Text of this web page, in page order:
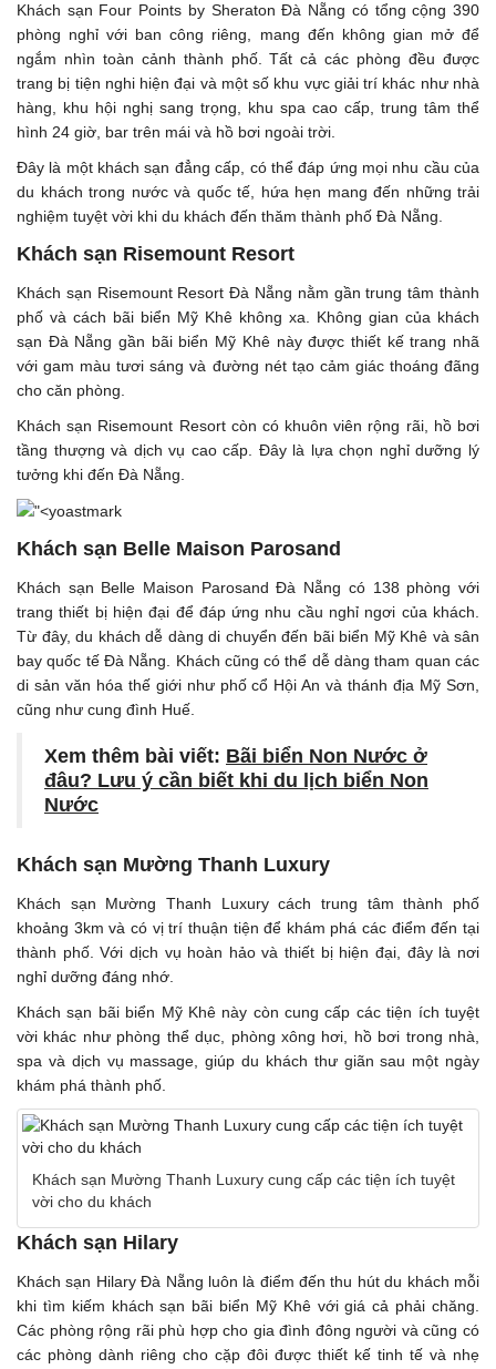
Khách sạn Four Points by Sheraton Đà Nẵng có tổng cộng 390
phòng nghỉ với ban công riêng, mang đến không gian mở để
ngắm nhìn toàn cảnh thành phố. Tất cả các phòng đều được
trang bị tiện nghi hiện đại và một số khu vực giải trí khác như nhà
hàng, khu hội nghị sang trọng, khu spa cao cấp, trung tâm thể
hình 24 giờ, bar trên mái và hồ bơi ngoài trời.
Đây là một khách sạn đẳng cấp, có thể đáp ứng mọi nhu cầu của
du khách trong nước và quốc tế, hứa hẹn mang đến những trải
nghiệm tuyệt vời khi du khách đến thăm thành phố Đà Nẵng.
Khách sạn Risemount Resort
Khách sạn Risemount Resort Đà Nẵng nằm gần trung tâm thành
phố và cách bãi biển Mỹ Khê không xa. Không gian của khách
sạn Đà Nẵng gần bãi biển Mỹ Khê này được thiết kế trang nhã
với gam màu tươi sáng và đường nét tạo cảm giác thoáng đãng
cho căn phòng.
Khách sạn Risemount Resort còn có khuôn viên rộng rãi, hồ bơi
tầng thượng và dịch vụ cao cấp. Đây là lựa chọn nghỉ dưỡng lý
tưởng khi đến Đà Nẵng.
Khách sạn Belle Maison Parosand
Khách sạn Belle Maison Parosand Đà Nẵng có 138 phòng với
trang thiết bị hiện đại để đáp ứng nhu cầu nghỉ ngơi của khách.
Từ đây, du khách dễ dàng di chuyển đến bãi biển Mỹ Khê và sân
bay quốc tế Đà Nẵng. Khách cũng có thể dễ dàng tham quan các
di sản văn hóa thế giới như phố cổ Hội An và thánh địa Mỹ Sơn,
cũng như cung đình Huế.
Xem thêm bài viết: Bãi biển Non Nước ở
đâu? Lưu ý cần biết khi du lịch biển Non
Nước
Khách sạn Mường Thanh Luxury
Khách sạn Mường Thanh Luxury cách trung tâm thành phố
khoảng 3km và có vị trí thuận tiện để khám phá các điểm đến tại
thành phố. Với dịch vụ hoàn hảo và thiết bị hiện đại, đây là nơi
nghỉ dưỡng đáng nhớ.
Khách sạn bãi biển Mỹ Khê này còn cung cấp các tiện ích tuyệt
vời khác như phòng thể dục, phòng xông hơi, hồ bơi trong nhà,
spa và dịch vụ massage, giúp du khách thư giãn sau một ngày
khám phá thành phố.
Khách sạn Mường Thanh Luxury cung cấp các tiện ích tuyệt
vời cho du khách
Khách sạn Hilary
Khách sạn Hilary Đà Nẵng luôn là điểm đến thu hút du khách mỗi
khi tìm kiếm khách sạn bãi biển Mỹ Khê với giá cả phải chăng.
Các phòng rộng rãi phù hợp cho gia đình đông người và cũng có
các phòng dành riêng cho cặp đôi được thiết kế tinh tế và nhẹ